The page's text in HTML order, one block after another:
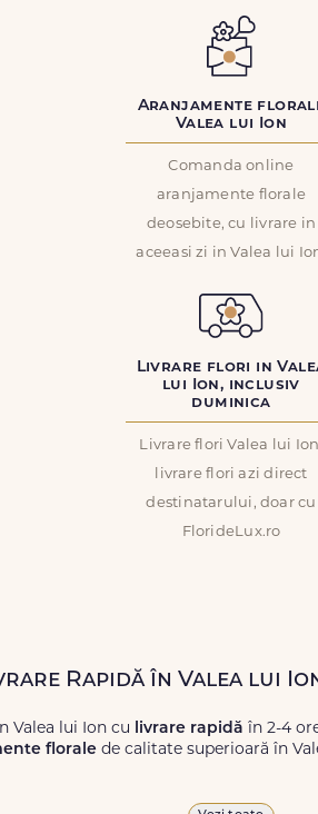
Aranjamente
Valea lui Ion
Comanda online
aranjamente florale
deosebite, cu livrare in
aceeasi zi in Valea lui
Livrare flori in
lui Ion, inclusiv
duminica
Livrare flori Valea lui
livrare flori azi direct
destinatarului, doar cu
FlorideLux.ro
Rapidă în Valea lui
Valea lui Ion cu livrare rapidă în 2-4
florale de calitate superioară în